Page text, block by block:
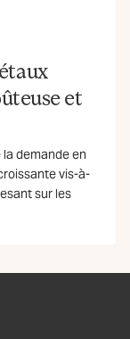
et
demande en
vis-à-
sur les